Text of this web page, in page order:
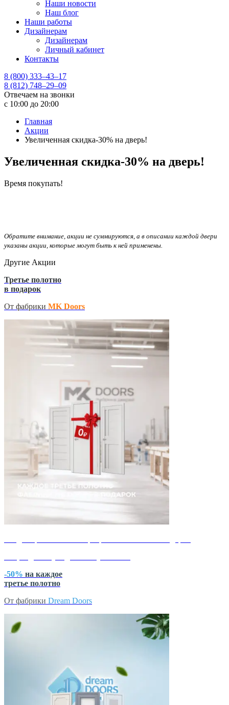
Наши новости
Наш блог
Наши работы
Дизайнерам
Дизайнерам
Личный кабинет
Контакты
8 (800) 333–43–17
8 (812) 748–29–09
Отвечаем на звонки
с 10:00 до 20:00
Главная
Акции
Увеличенная скидка-30% на дверь!
Увеличенная скидка-30% на дверь!
Время покупать!
Обратите внимание, акции не суммируются, а в описании каждой двери
указаны акции, которые могут быть к ней применены.
Другие Акции
Третье полотно
в подарок
От фабрики MK Doors
-50% на каждое
третье полотно
От фабрики Dream Doors